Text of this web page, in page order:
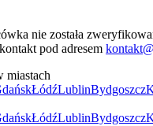
nie została
pod adresem
miastach
ŁódźLublinBydgoszcz
ŁódźLublinBydgoszcz